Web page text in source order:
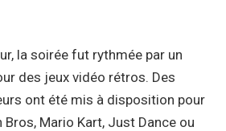
la soirée fut rythmée par un
des jeux vidéo rétros. Des
ont été mis à disposition pour
Bros, Mario Kart, Just Dance ou